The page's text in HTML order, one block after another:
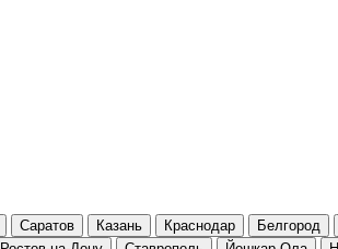
Саратов Казань Краснодар Белгород